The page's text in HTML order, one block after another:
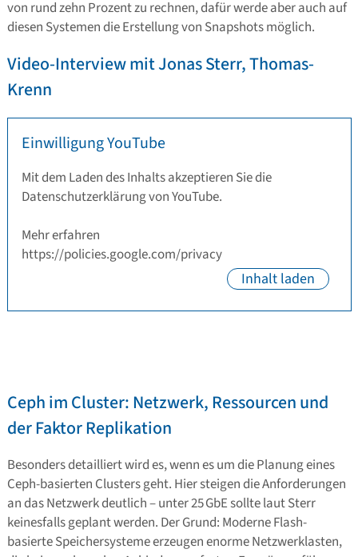
von rund zehn Prozent zu rechnen, dafür werde aber auch auf
diesen Systemen die Erstellung von Snapshots möglich.
Video-Interview mit Jonas Sterr, Thomas-
Krenn
Ceph im Cluster: Netzwerk, Ressourcen und
der Faktor Replikation
Besonders detailliert wird es, wenn es um die Planung eines
Ceph-basierten Clusters geht. Hier steigen die Anforderungen
an das Netzwerk deutlich – unter 25 GbE sollte laut Sterr
keinesfalls geplant werden. Der Grund: Moderne Flash-
basierte Speichersysteme erzeugen enorme Netzwerklasten,